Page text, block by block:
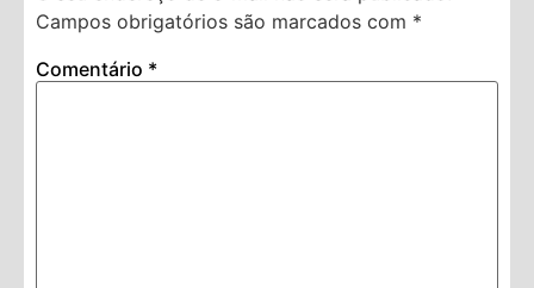
Campos obrigatórios são marcados com *
Comentário *